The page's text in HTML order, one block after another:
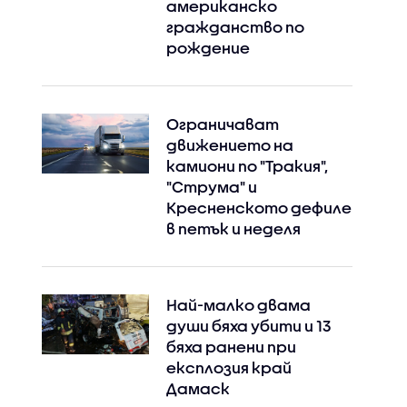
американско
гражданство по
рождение
Ограничават
движението на
камиони по "Тракия",
"Струма" и
Кресненското дефиле
в петък и неделя
Най-малко двама
души бяха убити и 13
бяха ранени при
експлозия край
Дамаск